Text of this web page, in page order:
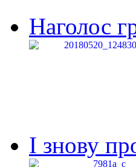
Наголос
І знову